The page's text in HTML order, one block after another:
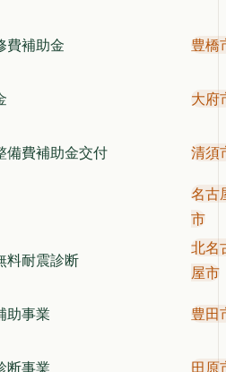
費補助金 豊橋
大府
備費補助金交付 清須
名古
市
料耐震診断
北名
屋市
助事業 豊田
断事業 田原